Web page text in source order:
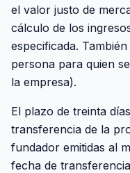
el valor justo de
cálculo de los
especificada.
persona para quien
la empresa).
El plazo de treinta
transferencia de la
fundador emitidas al
fecha de